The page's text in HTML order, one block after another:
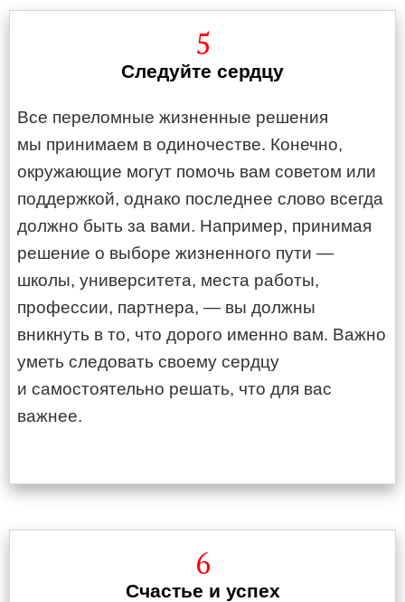
5
Следуйте сердцу
Все переломные жизненные решения
мы принимаем в одиночестве. Конечно,
окружающие могут помочь вам советом или
поддержкой, однако последнее слово всегда
должно быть за вами. Например, принимая
решение о выборе жизненного пути —
школы, университета, места работы,
профессии, партнера, — вы должны
вникнуть в то, что дорого именно вам. Важно
уметь следовать своему сердцу
и самостоятельно решать, что для вас
важнее.
6
Счастье и успех